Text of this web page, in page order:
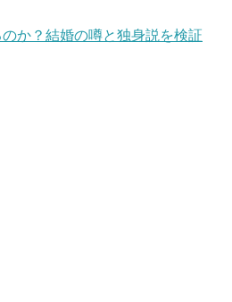
か？結婚の噂と独身説を検証